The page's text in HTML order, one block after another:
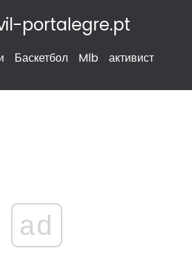
portalegre.pt
Баскетбол Mlb активист
ad